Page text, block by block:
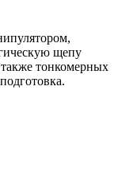
щепу
тонкомерных